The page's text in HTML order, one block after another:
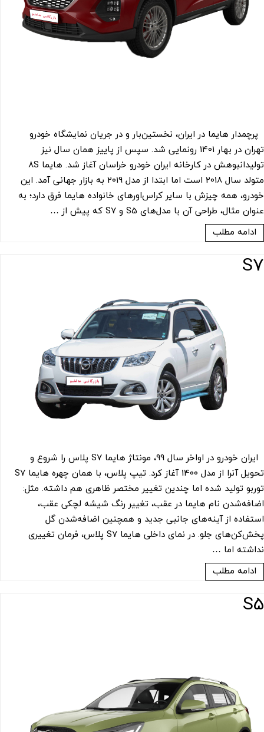
پرچمدار هایما در ایران، نخستین‌بار و در جریان نمایشگاه خودرو
تهران در بهار 1401 رونمایی شد. سپس از پاییز همان سال نیز
تولیدانبوهش در کارخانه ایران خودرو خراسان آغاز شد. هایما 8S
متولد سال 2018 است اما ابتدا از مدل 2019 به بازار جهانی آمد. این
خودرو، همه چیزش با سایر کراس‌اورهای خانواده هایما فرق دارد؛ به
عنوان مثال، طراحی آن با مدل‌های S5 و S7 که پیش از …
ادامه مطلب
S7
ایران خودرو در اواخر سال 99، مونتاژ هایما S7 پلاس را شروع و
تحویل آنرا از مدل 1400 آغاز کرد. تیپ پلاس، با همان چهره هایما S7
توربو تولید شده اما چندین تغییر مختصر ظاهری هم داشته. مثل:
اضافه‌شدن نام هایما در عقب، تغییر رنگ شیشه لچکی عقب،
استفاده از آینه‌های جانبی جدید و همچنین اضافه‌شدن گل‌
پخش‌کن‌های جلو. در نمای داخلی هایما S7 پلاس، فرمان تغییری
نداشته اما …
ادامه مطلب
S5